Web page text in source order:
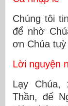
Chúng tôi
để nhờ
ơn Chúa
Lời nguyện
Lạy Chúa,
Thần, để